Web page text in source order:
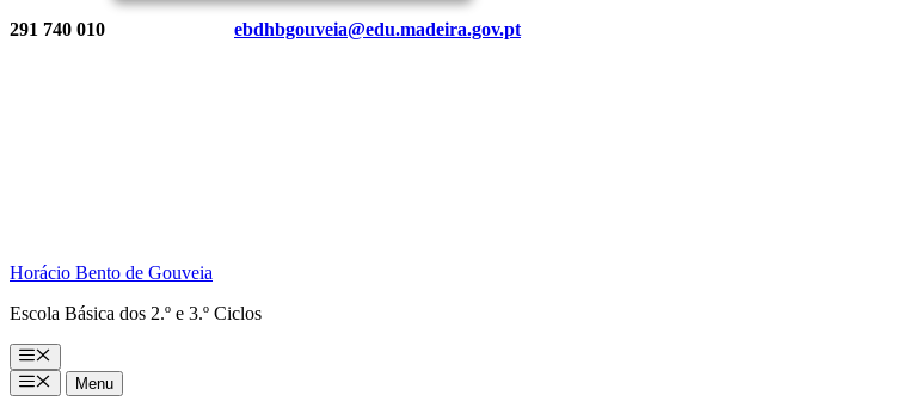
291 740 010 ebdhbgouveia@edu.madeira.gov.pt
Horácio Bento de Gouveia
Escola Básica dos 2.º e 3.º Ciclos
Menu
MenuMenu